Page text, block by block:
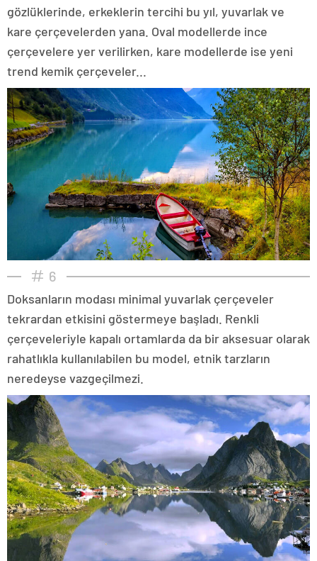
gözlüklerinde, erkeklerin tercihi bu yıl, yuvarlak ve
kare çerçevelerden yana. Oval modellerde ince
çerçevelere yer verilirken, kare modellerde ise yeni
trend kemik çerçeveler...
6
Doksanların modası minimal yuvarlak çerçeveler
tekrardan etkisini göstermeye başladı. Renkli
çerçeveleriyle kapalı ortamlarda da bir aksesuar olarak
rahatlıkla kullanılabilen bu model, etnik tarzların
neredeyse vazgeçilmezi.